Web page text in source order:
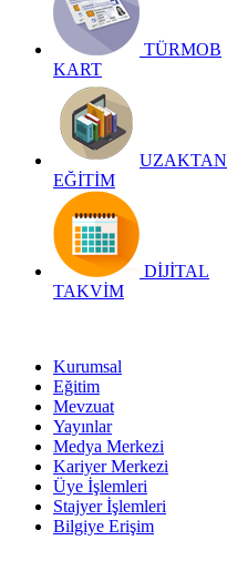
TÜRMOB
KART
UZAKTAN
EĞİTİM
DİJİTAL
TAKVİM
Kurumsal
Eğitim
Mevzuat
Yayınlar
Medya Merkezi
Kariyer Merkezi
Üye İşlemleri
Stajyer İşlemleri
Bilgiye Erişim